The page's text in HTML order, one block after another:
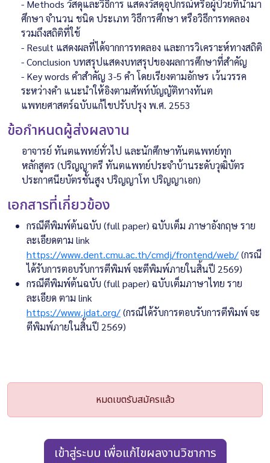
- Methods วัสดุและวิธีการ แสดงวัสดุอุปกรณ์หรือผู้ป่วยที่นำมา
ศึกษา จำนวน ชนิด ประเภท วิธีการศึกษา หรือวิธีการทดลอง
รวมถึงสถิติที่ใช้
- Result แสดงผลที่ได้จากการทดลอง และการวิเคราะห์ทางสถิติ
- Conclusion บทสรุปแสดงบทสรุปของผลการศึกษาที่สำคัญ
- Key words คำสำคัญ 3-5 คำ โดยเรียงตามอักษร เว้นวรรค
ระหว่างคำ แนะนำให้อิงตามศัพท์บัญญัติทางทันต
แพทยศาสตร์ฉบับแก้ไขปรับปรุง พ.ศ. 2553
ข้อกำหนดผู้ส่งผลงาน
อาจารย์ ทันตแพทย์ทั่วไป และนักศึกษาทันตแพทย์ทุก
หลักสูตร (ปริญญาตรี ทันตแพทย์ประจำบ้านระดับวุฒิบัตร
ประกาศนียบัตรชั้นสูง ปริญญาโท ปริญญาเอก)
เอกสารที่เกี่ยวข้อง
กรณีตีพิมพ์ต้นฉบับ (full paper) ฉบับเต็ม ภาษาอังกฤษ ราย
ละเอียดตาม link
https://www.dent.cmu.ac.th/cmdj/frontend/web/(กรณี
ได้รับการตอบรับการตีพิมพ์ จะตีพิมพ์ภายในสิ้นปี 2569)
กรณีตีพิมพ์ต้นฉบับ (full paper) ฉบับเต็มภาษาไทย ราย
ละเอียด ตาม link
https://www.jdat.org/(กรณีได้รับการตอบรับการตีพิมพ์ จะ
ตีพิมพ์ภายในสิ้นปี 2569)
หมดเขตรับสมัครแล้ว
เข้าสู่ระบบ เพื่อแก้ไขผลงานวิชาการ